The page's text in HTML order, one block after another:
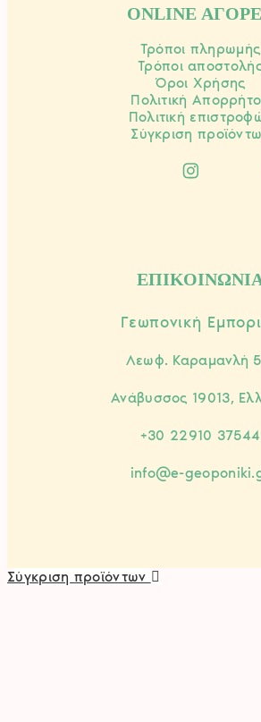
ONLINE
Τρόποι πληρωμής
Τρόποι αποστολής
Όροι Χρήσης
Πολιτική
Πολιτική
Σύγκριση
Γεωπονική
Λεωφ. Καραμανλή
Ανάβυσσος 19013,
+30 22910 37544
info@e-
Σύγκριση προϊόντων